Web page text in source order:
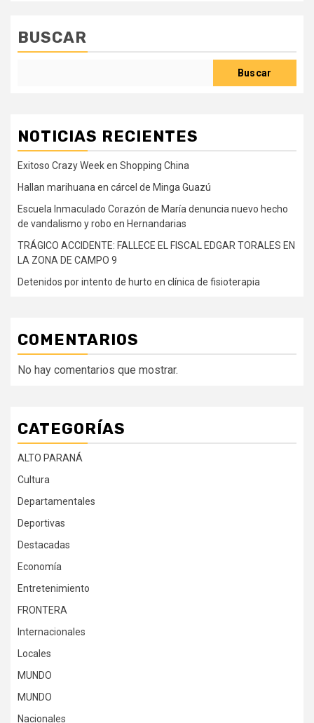
BUSCAR
Buscar
NOTICIAS RECIENTES
Exitoso Crazy Week en Shopping China
Hallan marihuana en cárcel de Minga Guazú
Escuela Inmaculado Corazón de María denuncia nuevo hecho
de vandalismo y robo en Hernandarias
TRÁGICO ACCIDENTE: FALLECE EL FISCAL EDGAR TORALES EN
LA ZONA DE CAMPO 9
Detenidos por intento de hurto en clínica de fisioterapia
COMENTARIOS
No hay comentarios que mostrar.
CATEGORÍAS
ALTO PARANÁ
Cultura
Departamentales
Deportivas
Destacadas
Economía
Entretenimiento
FRONTERA
Internacionales
Locales
MUNDO
MUNDO
Nacionales